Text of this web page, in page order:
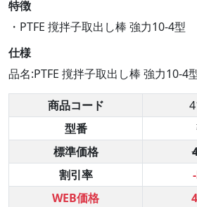
特徴
・PTFE 撹拌子取出し棒 強力10-4型
仕様
品名:PTFE 撹拌子取出し棒 強力10-4
商品コード
型番
標準価格
割引率
WEB価格